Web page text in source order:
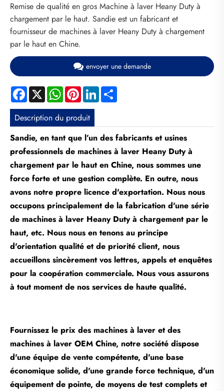
Remise de qualité en gros Machine à laver Heany Duty à
chargement par le haut. Sandie est un fabricant et
fournisseur de machines à laver Heany Duty à chargement
par le haut en Chine.
envoyer une demande
Facebook
X WhatsApp
PinterestLinkedIn
Description du produit
Sandie, en tant que l’un des fabricants et usines
professionnels de machines à laver Heany Duty à
chargement par le haut en Chine, nous sommes une
force forte et une gestion complète. En outre, nous
avons notre propre licence d'exportation. Nous nous
occupons principalement de la fabrication d'une série
de machines à laver Heany Duty à chargement par le
haut, etc. Nous nous en tenons au principe
d'orientation qualité et de priorité client, nous
accueillons sincèrement vos lettres, appels et enquêtes
pour la coopération commerciale. Nous vous assurons
à tout moment de nos services de haute qualité.
Fournissez le prix des machines à laver et des
machines à laver OEM Chine, notre société dispose
d'une équipe de vente compétente, d'une base
économique solide, d'une grande force technique, d'un
équipement de pointe, de moyens de test complets et